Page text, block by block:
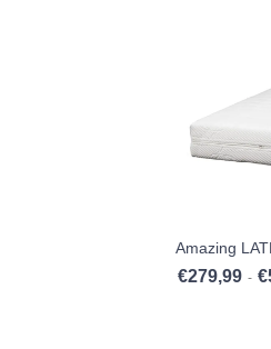
Amazing
€279,99 - €